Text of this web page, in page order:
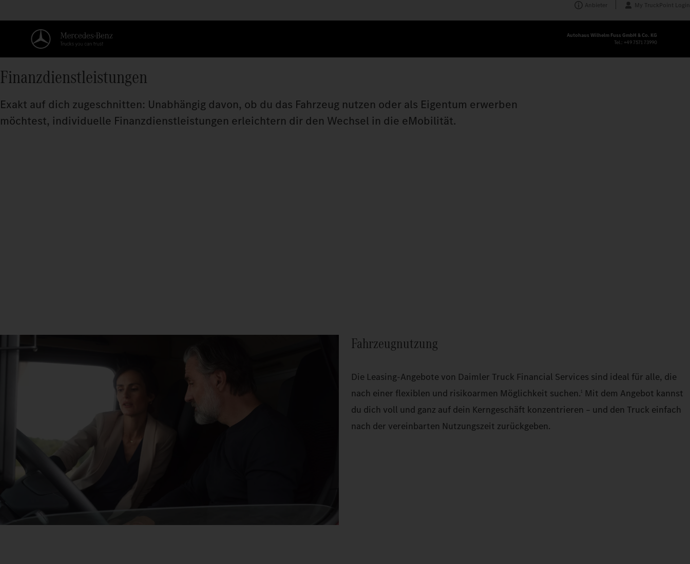
Anbieter My TruckPoint Login
Autohaus Wilhelm Fuss GmbH & Co. KG
Tel.: +49 7571 73990
Finanzdienstleistungen
Exakt auf dich zugeschnitten: Unabhängig davon, ob du das Fahrzeug nutzen oder als Eigentum erwerben
möchtest, individuelle Finanzdienstleistungen erleichtern dir den Wechsel in die eMobilität.
Fahrzeugnutzung
Die Leasing-Angebote von Daimler Truck Financial Services sind ideal für alle, die
nach einer flexiblen und risikoarmen Möglichkeit suchen.1 Mit dem Angebot kannst
du dich voll und ganz auf dein Kerngeschäft konzentrieren – und den Truck einfach
nach der vereinbarten Nutzungszeit zurückgeben.